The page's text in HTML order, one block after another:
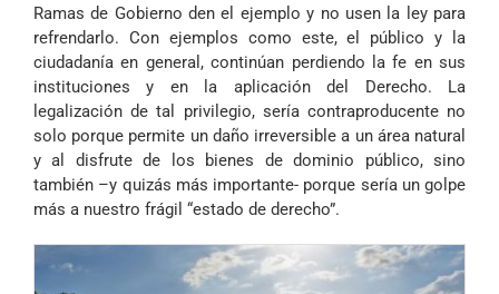
Ramas de Gobierno den el ejemplo y no usen la ley para
refrendarlo. Con ejemplos como este, el público y la
ciudadanía en general, continúan perdiendo la fe en sus
instituciones y en la aplicación del Derecho. La
legalización de tal privilegio, sería contraproducente no
solo porque permite un daño irreversible a un área natural
y al disfrute de los bienes de dominio público, sino
también –y quizás más importante- porque sería un golpe
más a nuestro frágil “estado de derecho”.